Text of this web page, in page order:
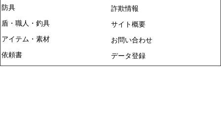
防具
盾・職人・釣具
アイテム・素材
依頼書
詐欺情報
サイト概要
お問い合わせ
データ登録